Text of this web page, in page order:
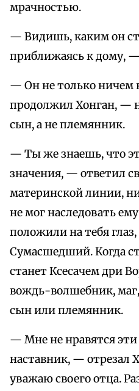
мрачностью.
— Видишь, каким он
приближаясь к дому,
— Он не только ничем
продолжил Хонган, —
сын, а не племянник.
— Ты же знаешь, что
значения, — ответил
материнской линии,
не мог наследовать
положили на тебя
Сумасшедший. Когда
станет Ксесачем дри
вождь-волшебник,
сын или племянник.
— Мне не нравятся эти
наставник, —
уважаю своего отца.